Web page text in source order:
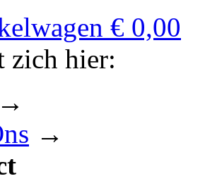
€ 0,00
zich hier:
→
→